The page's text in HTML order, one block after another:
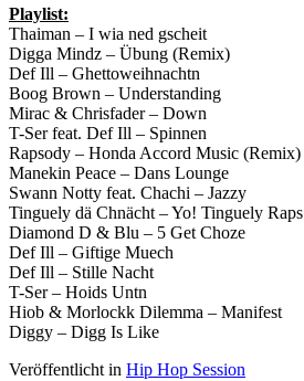
Playlist:
Thaiman – I wia ned gscheit
Digga Mindz – Übung (Remix)
Def Ill – Ghettoweihnachtn
Boog Brown – Understanding
Mirac & Chrisfader – Down
T-Ser feat. Def Ill – Spinnen
Rapsody – Honda Accord Music (Remix)
Manekin Peace – Dans Lounge
Swann Notty feat. Chachi – Jazzy
Tinguely dä Chnächt – Yo! Tinguely Raps
Diamond D & Blu – 5 Get Choze
Def Ill – Giftige Muech
Def Ill – Stille Nacht
T-Ser – Hoids Untn
Hiob & Morlockk Dilemma – Manifest
Diggy – Digg Is Like
Veröffentlicht in Hip Hop Session